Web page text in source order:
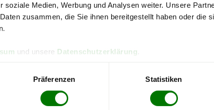
soziale Medien, Werbung und Analysen weiter. Unsere
zusammen, die Sie ihnen bereitgestellt haben oder die
und unsere Datenschutzerklärung
Präferenzen Statistiken
kostenlose
direkt online bestellen
aktuellen Stand